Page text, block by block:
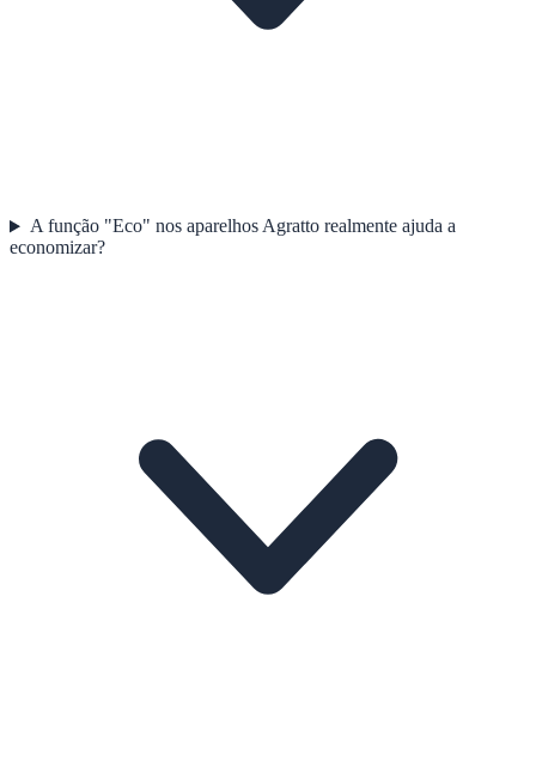
A função "Eco" nos aparelhos Agratto realmente ajuda a
economizar?